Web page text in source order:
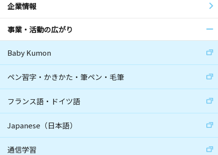
企業情報
事業・活動の広がり
Baby Kumon
ペン習字・かきかた・筆ペン・毛筆
フランス語・ドイツ語
Japanese（日本語）
通信学習